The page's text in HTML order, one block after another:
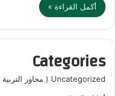
أكمل القراءة »
Categories
Uncategorized ( محاور التربية الإسلامية)